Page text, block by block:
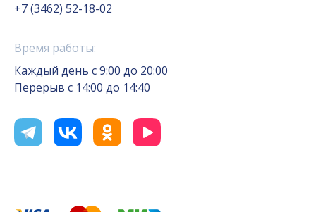
+7 (3462) 52-18-02
Время работы:
Каждый день с 9:00 до 20:00
Перерыв с 14:00 до 14:40